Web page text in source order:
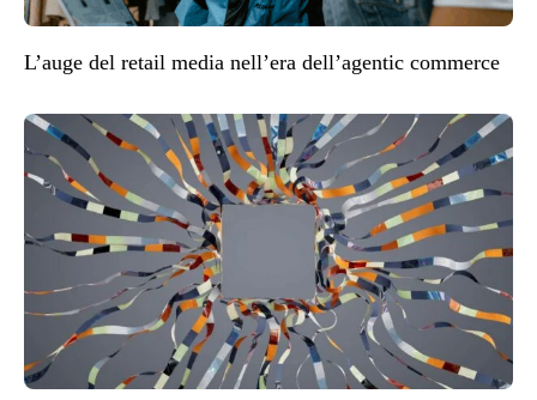
L’auge del retail media nell’era dell’agentic commerce